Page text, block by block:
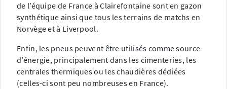
de l’équipe de France à Clairefontaine sont en gazon
synthétique ainsi que tous les terrains de matchs en
Norvège et à Liverpool.
Enfin, les pneus peuvent être utilisés comme source
d’énergie, principalement dans les cimenteries, les
centrales thermiques ou les chaudières dédiées
(celles-ci sont peu nombreuses en France).